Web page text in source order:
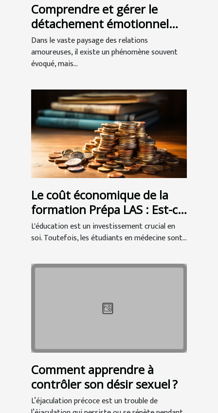
Comprendre et gérer le
détachement émotionnel
dans les relations
amoureuses
Dans le vaste paysage des relations
amoureuses, il existe un phénomène souvent
évoqué, mais...
Le coût économique de la
formation Prépa LAS : Est-ce
un bon investissement pour
les étudiants en médecine ?
L'éducation est un investissement crucial en
soi. Toutefois, les étudiants en médecine sont...
Comment apprendre à
contrôler son désir sexuel ?
L’éjaculation précoce est un trouble de